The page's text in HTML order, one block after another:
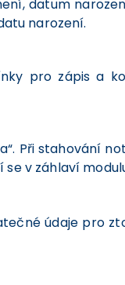
datum
narození.
pro zápis a
Při stahování
se v záhlaví
údaje pro